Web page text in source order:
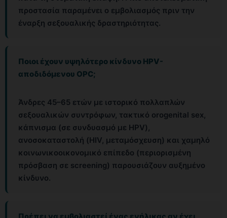
προστασία παραμένει ο εμβολιασμός πριν την
έναρξη σεξουαλικής δραστηριότητας.
Ποιοι έχουν υψηλότερο κίνδυνο HPV-
αποδιδόμενου OPC;
Άνδρες 45–65 ετών με ιστορικό πολλαπλών
σεξουαλικών συντρόφων, τακτικό orogenital sex,
κάπνισμα (σε συνδυασμό με HPV),
ανοσοκαταστολή (HIV, μεταμόσχευση) και χαμηλό
κοινωνικοοικονομικό επίπεδο (περιορισμένη
πρόσβαση σε screening) παρουσιάζουν αυξημένο
κίνδυνο.
Πρέπει να εμβολιαστεί ένας ενήλικας αν έχει